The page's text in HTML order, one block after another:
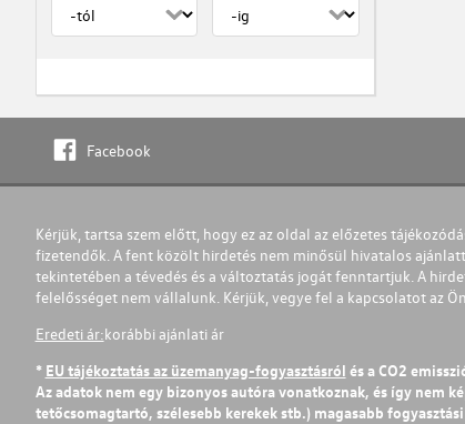
Facebook
Kérjük, tartsa szem előtt, hogy ez az oldal az előzetes
fizetendők. A fent közölt hirdetés nem minősül hivatalos
tekintetében a tévedés és a változtatás jogát fenntartjuk. A
felelősséget nem vállalunk. Kérjük, vegye fel a kapcsolatot az
Eredeti ár:korábbi ajánlati ár
* EU tájékoztatás az üzemanyag-fogyasztásról és a CO2
Az adatok nem egy bizonyos autóra vonatkoznak, és így nem
tetőcsomagtartó, szélesebb kerekek stb.) magasabb